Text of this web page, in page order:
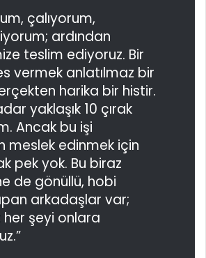
çalıyorum,
ardından
teslim ediyoruz. Bir
vermek anlatılmaz bir
harika bir histir.
yaklaşık 10 çırak
Ancak bu işi
meslek edinmek için
pek yok. Bu biraz
de gönüllü, hobi
arkadaşlar var;
şeyi onlara